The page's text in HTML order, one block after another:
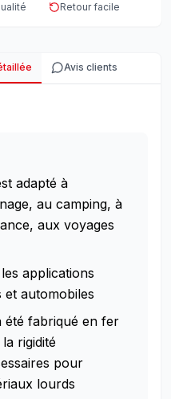
Retour facile
Avis clients
adapté à
au camping, à
aux voyages
applications
et automobiles
été fabriqué en fer
rigidité
pour
lourds